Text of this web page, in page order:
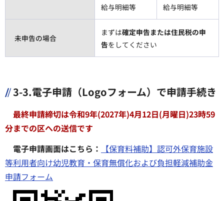
給与明細等
給与明細等
未申告の場合
まずは確定申告または住民税の申
告をしてください
3-3.電子申請（Logoフォーム）で申請手続き
最終申請締切は令和9年(2027年)4月12日(月曜日)23時59
分までの区への送信です
電子申請画面はこちら：
【保育料補助】認可外保育施設
等利用者向け幼児教育・保育無償化および負担軽減補助金
申請フォーム